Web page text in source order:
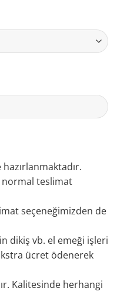
normal teslimat
seçeneğimizden de
dikiş vb. el emeği işleri
ücret ödenerek
Kalitesinde herhangi